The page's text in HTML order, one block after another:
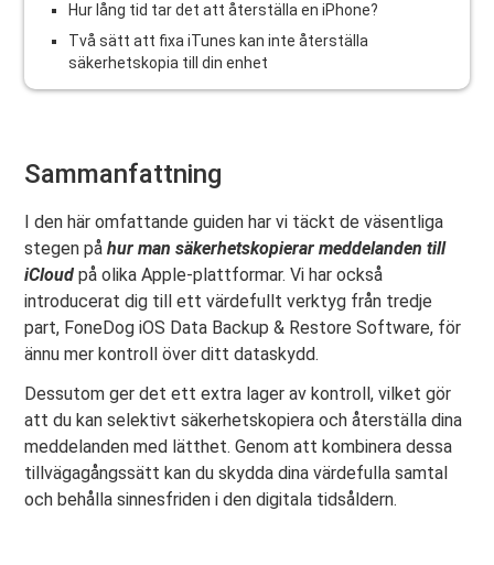
Hur lång tid tar det att återställa en iPhone?
Två sätt att fixa iTunes kan inte återställa
säkerhetskopia till din enhet
Sammanfattning
I den här omfattande guiden har vi täckt de väsentliga
stegen påhur man säkerhetskopierar meddelanden till
iCloud på olika Apple-plattformar. Vi har också
introducerat dig till ett värdefullt verktyg från tredje
part, FoneDog iOS Data Backup & Restore Software, för
ännu mer kontroll över ditt dataskydd.
Dessutom ger det ett extra lager av kontroll, vilket gör
att du kan selektivt säkerhetskopiera och återställa dina
meddelanden med lätthet. Genom att kombinera dessa
tillvägagångssätt kan du skydda dina värdefulla samtal
och behålla sinnesfriden i den digitala tidsåldern.